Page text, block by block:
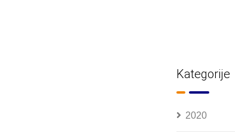
Kategorije
2020